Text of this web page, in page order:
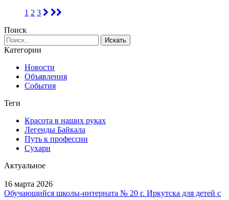
1 2 3
Поиск
Категории
Новости
Объявления
События
Теги
Красота в наших руках
Легенды Байкала
Путь к профессии
Сухари
Актуальное
16 марта 2026
Обучающийся школы-интерната № 20 г. Иркутска для детей с